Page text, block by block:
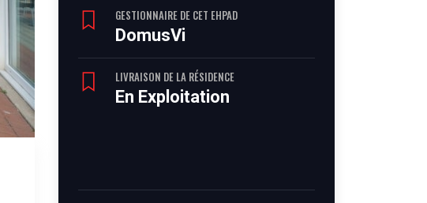
GESTIONNAIRE DE CET EHPAD
DomusVi
LIVRAISON DE LA RÉSIDENCE
En Exploitation